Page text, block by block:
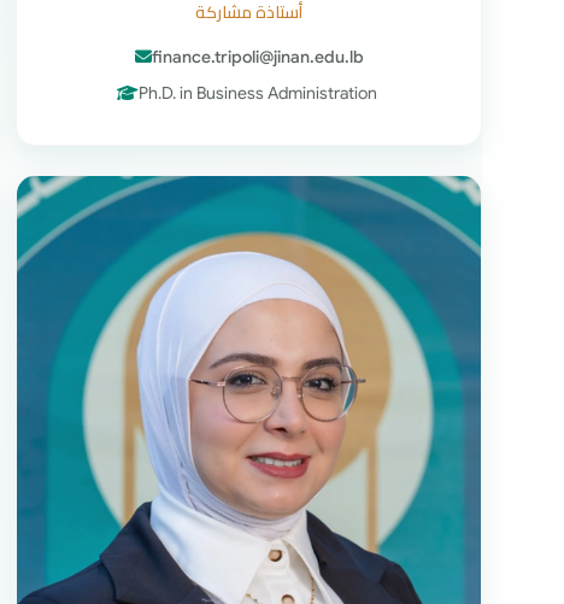
أستاذة مشاركة
finance.tripoli@jinan.edu.lb
Ph.D. in Business Administration